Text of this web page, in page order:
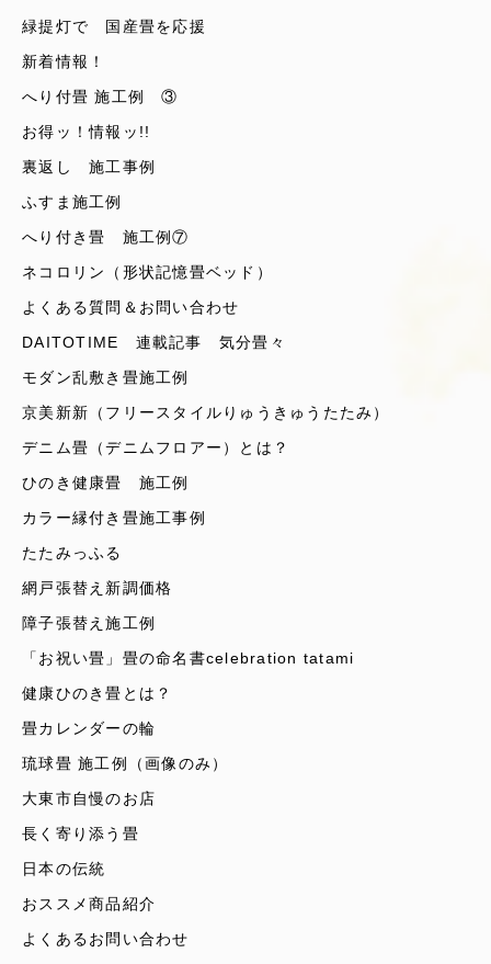
緑提灯で 国産畳を応援
新着情報！
へり付畳 施工例 ③
お得ッ！情報ッ!!
裏返し 施工事例
ふすま施工例
へり付き畳 施工例⑦
ネコロリン（形状記憶畳ベッド）
よくある質問＆お問い合わせ
DAITOTIME 連載記事 気分畳々
モダン乱敷き畳施工例
京美新新（フリースタイルりゅうきゅうたたみ）
デニム畳（デニムフロアー）とは？
ひのき健康畳 施工例
カラー縁付き畳施工事例
たたみっふる
網戸張替え新調価格
障子張替え施工例
「お祝い畳」畳の命名書celebration tatami
健康ひのき畳とは？
畳カレンダーの輪
琉球畳 施工例（画像のみ）
大東市自慢のお店
長く寄り添う畳
日本の伝統
おススメ商品紹介
よくあるお問い合わせ